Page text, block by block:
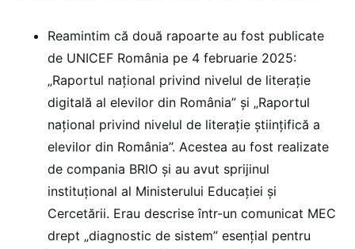
Reamintim că două rapoarte au fost publicate
de UNICEF România pe 4 februarie 2025:
„Raportul național privind nivelul de literație
digitală al elevilor din România” și „Raportul
național privind nivelul de literație științifică a
elevilor din România”. Acestea au fost realizate
de compania BRIO și au avut sprijinul
instituțional al Ministerului Educației și
Cercetării. Erau descrise într-un comunicat MEC
drept „diagnostic de sistem” esențial pentru